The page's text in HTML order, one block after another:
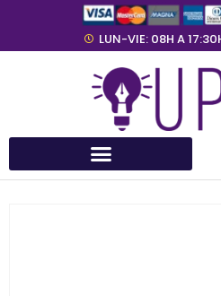
LUN-VIE: 08H A